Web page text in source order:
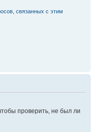
связанных с этим
проверить, не был ли